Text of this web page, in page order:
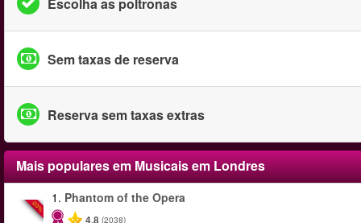
Sem taxas de reserva
Reserva sem taxas extras
Mais populares em Musicais em Londres
-20%
1. Phantom of the Opera
4.8 (2038)